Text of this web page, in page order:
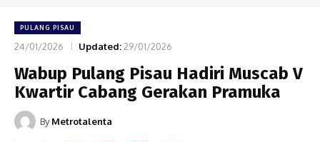
PULANG PISAU
24/01/2026 Updated:29/01/2026
Wabup Pulang Pisau Hadiri Muscab V
Kwartir Cabang Gerakan Pramuka
By Metrotalenta